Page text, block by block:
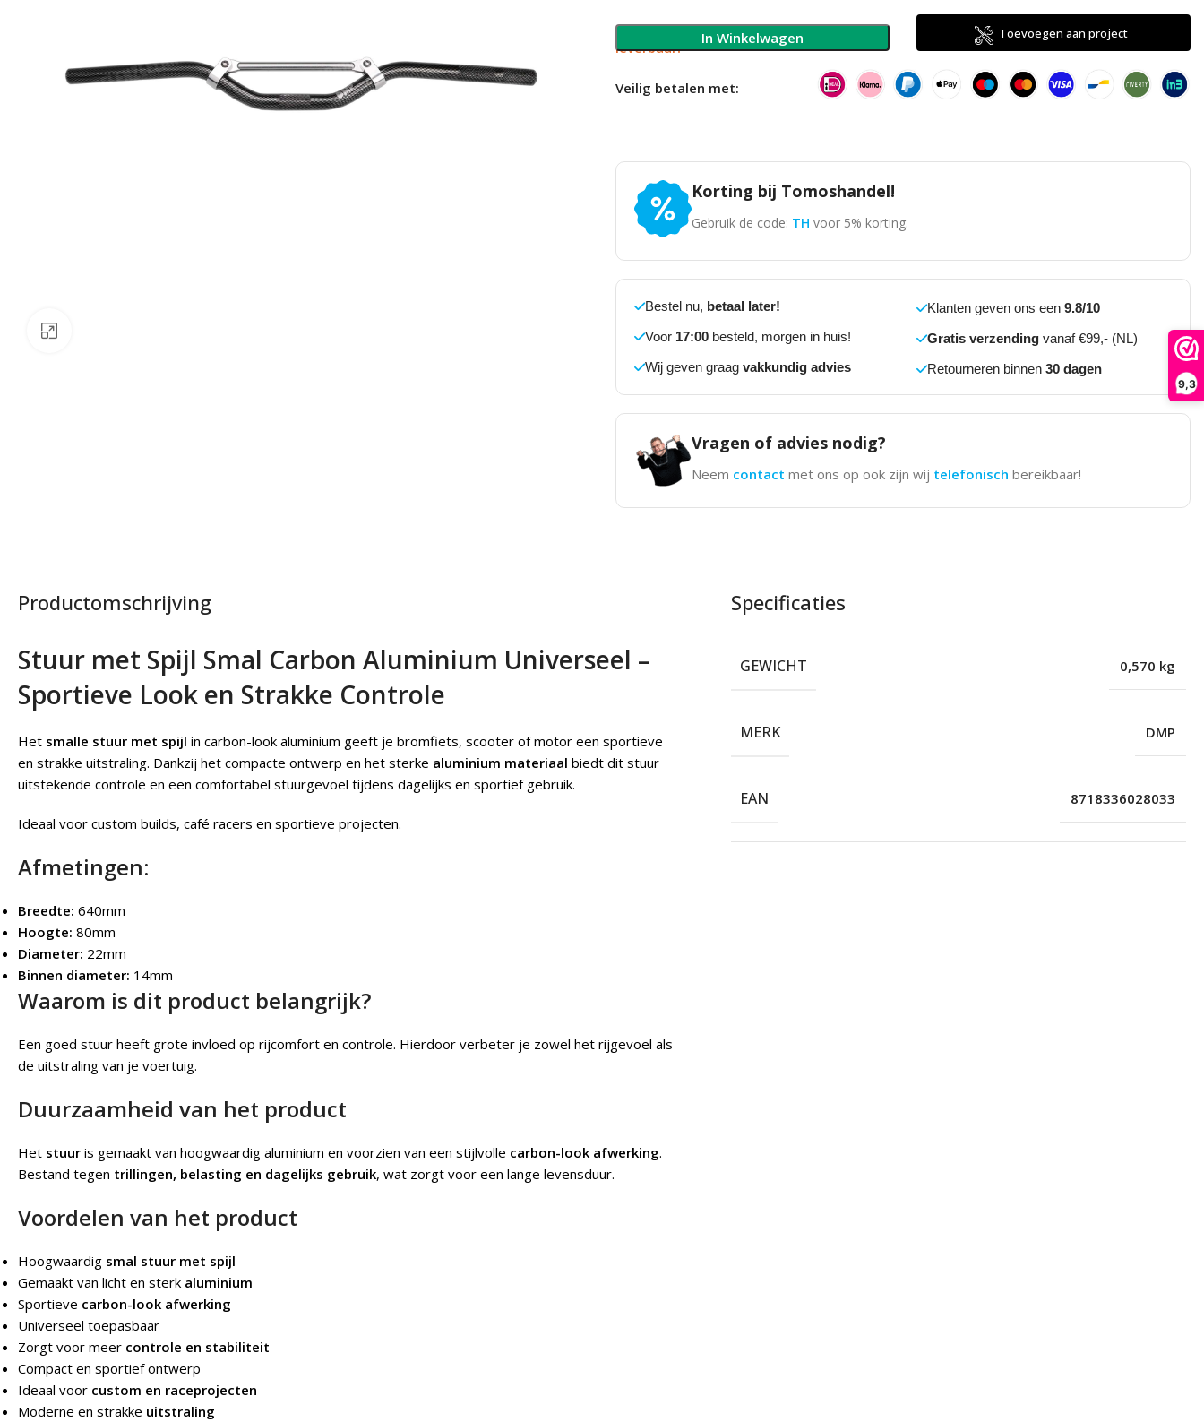
9,3
Slechts 1 op voorraad, direct
leverbaar!
In Winkelwagen Toevoegen aan project
Veilig betalen met:
Korting bij Tomoshandel!
Gebruik de code: TH voor 5% korting.
Bestel nu, betaal later!
Voor 17:00besteld, morgen in huis!
Wij geven graag vakkundig advies
Klanten geven ons een 9.8/10
Gratis verzendingvanaf €99,- (NL)
Retourneren binnen 30 dagen
Vragen of advies nodig?
Neem contact met ons op ook zijn wij telefonisch bereikbaar!
Productomschrijving
Stuur met Spijl Smal Carbon Aluminium Universeel –
Sportieve Look en Strakke Controle
Het smalle stuur met spijl in carbon-look aluminium geeft je bromfiets, scooter of motor een sportieve
en strakke uitstraling. Dankzij het compacte ontwerp en het sterke aluminium materiaal biedt dit stuur
uitstekende controle en een comfortabel stuurgevoel tijdens dagelijks en sportief gebruik.
Ideaal voor custom builds, café racers en sportieve projecten.
Afmetingen:
Breedte: 640mm
Hoogte: 80mm
Diameter: 22mm
Binnen diameter: 14mm
Waarom is dit product belangrijk?
Een goed stuur heeft grote invloed op rijcomfort en controle. Hierdoor verbeter je zowel het rijgevoel als
de uitstraling van je voertuig.
Duurzaamheid van het product
Het stuur is gemaakt van hoogwaardig aluminium en voorzien van een stijlvolle carbon-look afwerking.
Bestand tegen trillingen, belasting en dagelijks gebruik, wat zorgt voor een lange levensduur.
Voordelen van het product
Hoogwaardig smal stuur met spijl
Gemaakt van licht en sterk aluminium
Sportieve carbon-look afwerking
Universeel toepasbaar
Zorgt voor meer controle en stabiliteit
Compact en sportief ontwerp
Ideaal voor custom en raceprojecten
Moderne en strakke uitstraling
Specificaties
GEWICHT 0,570 kg
MERK DMP
EAN 8718336028033